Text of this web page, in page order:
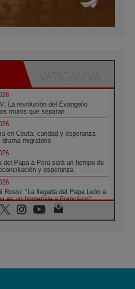
La revolución del Evangelio
muros que separan
en Ceuta: caridad y esperanza
drama migratorio
del Papa a Perú será un tiempo de
y esperanza
Rossi: "La llegada del Papa León a
es un homenaje a Francisco"
León XIV invita a los jóvenes a